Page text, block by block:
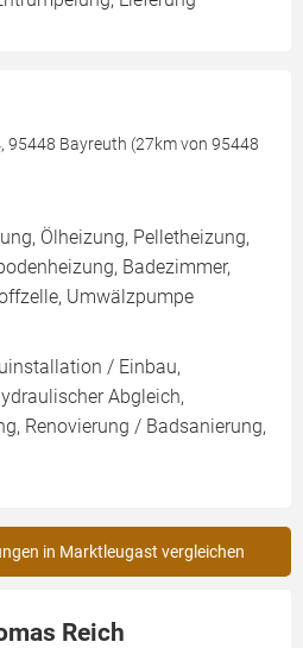
95448 Bayreuth (27km von 95448
Ölheizung, Pelletheizung,
Badezimmer,
Umwälzpumpe
/ Einbau,
Abgleich,
Renovierung / Badsanierung,
in Marktleugast vergleichen
Reich